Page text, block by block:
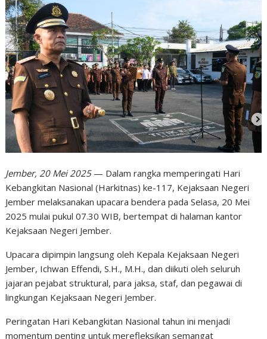
Jember, 20 Mei 2025— Dalam rangka memperingati Hari
Kebangkitan Nasional (Harkitnas) ke-117, Kejaksaan Negeri
Jember melaksanakan upacara bendera pada Selasa, 20 Mei
2025 mulai pukul 07.30 WIB, bertempat di halaman kantor
Kejaksaan Negeri Jember.
Upacara dipimpin langsung oleh Kepala Kejaksaan Negeri
Jember, Ichwan Effendi, S.H., M.H., dan diikuti oleh seluruh
jajaran pejabat struktural, para jaksa, staf, dan pegawai di
lingkungan Kejaksaan Negeri Jember.
Peringatan Hari Kebangkitan Nasional tahun ini menjadi
momentum penting untuk merefleksikan semangat